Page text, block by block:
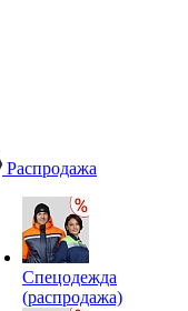
Распродажа
Спецодежда
(распродажа)